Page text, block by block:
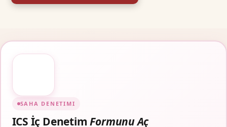
SAHA DENETIMI
ICS İç DenetimFormunu Aç